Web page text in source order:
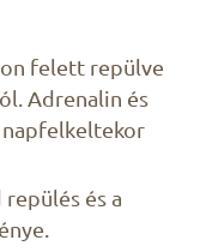
felett repülve
Adrenalin és
napfelkeltekor
repülés és a